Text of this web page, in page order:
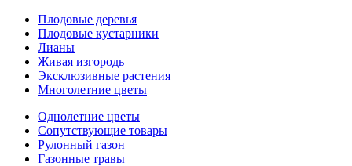
Плодовые деревья
Плодовые кустарники
Лианы
Живая изгородь
Эксклюзивные растения
Многолетние цветы
Однолетние цветы
Сопутствующие товары
Рулонный газон
Газонные травы